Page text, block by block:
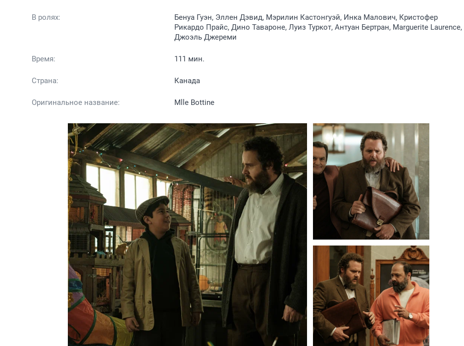
В ролях:
Бенуа Гуэн, Эллен Дэвид, Мэрилин Кастонгуэй, Инка Малович, Кристофер
Рикардо Прайс, Дино Тавароне, Луиз Туркот, Антуан Бертран, Marguerite Laurence,
Джоэль Джереми
Время: 111 мин.
Страна: Канада
Оригинальное название: Mlle Bottine